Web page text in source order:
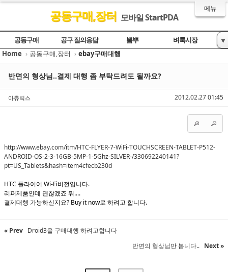
메뉴
공동구매,장터 모바일 StartPDA
공동구매 공구 질의응답 뽐뿌
벼룩시장
ebay구매대행
▼
Home › 공동구매,장터 › ebay구매대행
2012.02.27 01:45
반면의 형상님..결제 대행 좀 부탁드려도 될까요?
아츄릭스
http://www.ebay.com/itm/HTC-FLYER-7-WiFi-TOUCHSCREEN-TABLET-P512-
ANDROID-OS-2-3-16GB-5MP-1-5Ghz-SILVER-/330692240141?
pt=US_Tablets&hash=item4cfecb230d
HTC 플라이어 Wi-Fi버전입니다.
리퍼제품인데 괜찮겠죠 뭐....
결제대행 가능하신지요? Buy it now로 하려고 합니다.
« Prev Droid3을 구매대행 하려고합니다
반면의 형상님만 봅니다.. Next »
Sketchbook5, 스케치북5
Sketchbook5, 스케치북5
Sketchbook5, 스케치북5
Sketchbook5, 스케치북5